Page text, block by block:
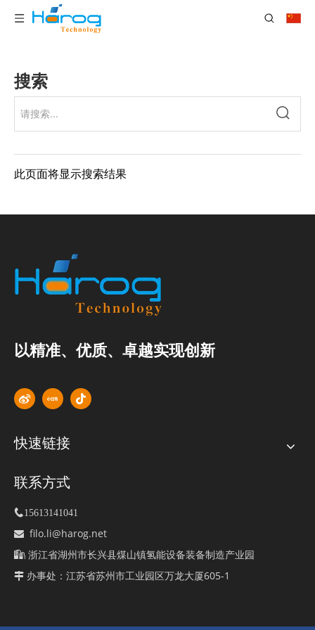
搜索
此页面将显示搜索结果
以精准、优质、卓越实现创新
快速链接
联系方式
15613141041
 filo.li@harog.net
 浙江省湖州市长兴县煤山镇氢能设备装备制造产业园
 办事处：江苏省苏州市工业园区万龙大厦605-1